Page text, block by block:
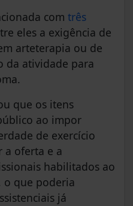
com três
eles a exigência de
arteterapia ou de
da atividade para
que os itens
ao impor
de exercício
a oferta e a
habilitados ao
o que poderia
já